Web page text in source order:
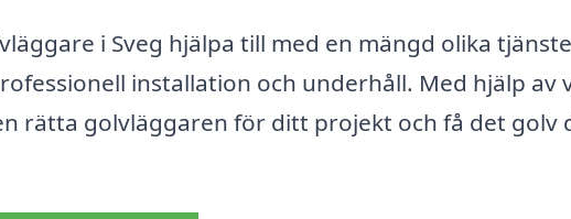
i Sveg hjälpa till med en mängd olika
installation och underhåll. Med hjälp av
rätta golvläggaren för ditt projekt och få det golv